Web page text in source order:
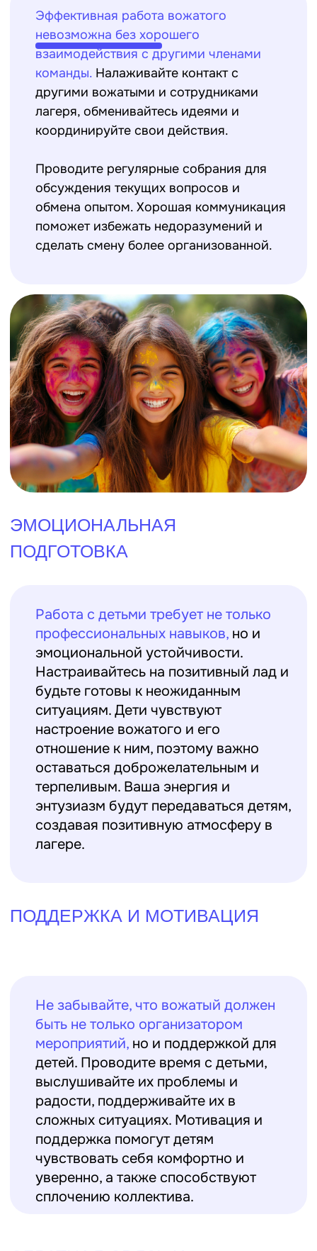
ПОДДЕРЖКА И МОТИВАЦИЯ
Не забывайте, что вожатый должен
быть не только организатором
мероприятий,но и поддержкой для
детей. Проводите время с детьми,
выслушивайте их проблемы и
сложных ситуациях. Мотивация и
поддержка помогут детям
чувствовать себя комфортно и
уверенно, а также способствуют
сплочению коллектива.
По окончании смены полезно провести
анализ проделанной работы. Обсудите с
связь от детей и их родителей также
особенно понравилось, а что можно
Подготовка к лагерной смене– это
сложный, но увлекательный процесс,
требующий внимательности и
ответственности. Конечно, в программу
подготовки к лагерной смены входит
школа вожатых. Именно там
обсуждаются все вышеупомянутые
моменты особенно подробно и на
примере конкретных лагерных
ситуаций. Пройдите школу вожатых у
нас и на смене будьте уверены, что вы
все делаете правильно!
Рекомендуем почитать
10 лагерных хитростей - как
решать серьезные проблемы
простыми способами
Подробнее
Как правильно
с детьми: Искусство
эффективной
Подробнее